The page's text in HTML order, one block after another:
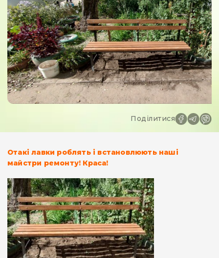
Поділитися
Отакі лавки роблять і встановлюють наші
майстри ремонту! Краса!